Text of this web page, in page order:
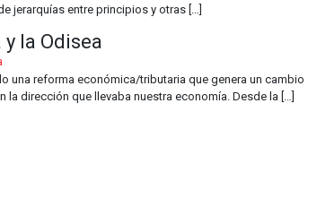
jerarquías entre principios y otras […]
la Odisea
una reforma económica/tributaria que genera un cambio
la dirección que llevaba nuestra economía. Desde la […]